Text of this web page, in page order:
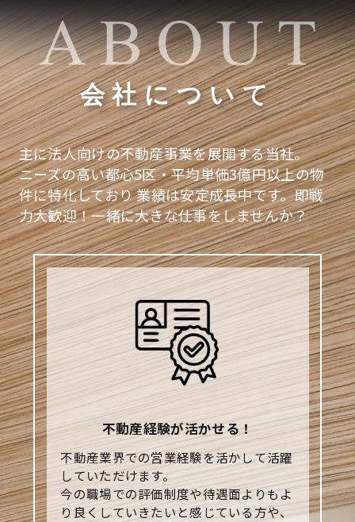
会社について
主に法人向けの不動産事業を展開する当社。
ニーズの高い都心5区・平均単価3億円以上の物
件に特化しており業績は安定成長中です。即戦
力大歓迎！一緒に大きな仕事をしませんか？
不動産経験が活かせる！
不動産業界での営業経験を活かして活躍
していただけます。
今の職場での評価制度や待遇面よりもよ
り良くしていきたいと感じている方や、